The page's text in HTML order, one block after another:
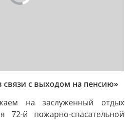
связи с выходом на пенсию»
на заслуженный отдых
72-й пожарно-спасательной